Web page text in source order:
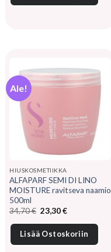
Ale!
HIUSKOSMETIIKKA
ALFAPARF SEMI DI LINO
MOISTURE ravitseva naamio
500ml
34,70€ Alkuperäinen
hinta
oli:
34,70 €.
23,30€Nykyinen
on:
23,30 €.
Lisää Ostoskoriin